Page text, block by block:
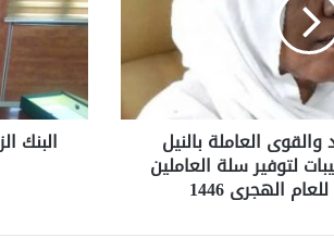
والقوى العاملة بالنيل
لتوفير سلة العاملين
الهجرى 1446
البنك